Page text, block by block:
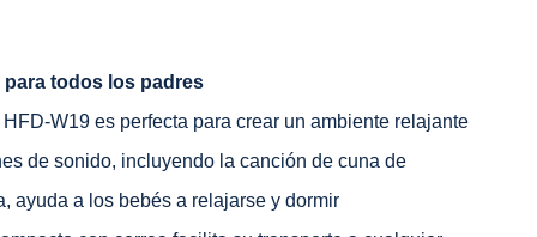
todos los padres
W19 es perfecta para crear un ambiente relajante
de sonido, incluyendo la canción de cuna de
ayuda a los bebés a relajarse y dormir